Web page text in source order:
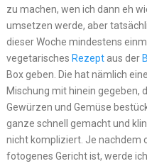
zu machen, wen ich dann eh
umsetzen werde, aber
dieser Woche mindestens
vegetarisches Rezeptaus der
Box geben. Die hat nämlich
Mischung mit hinein gegeben,
Gewürzen und Gemüse
ganze schnell gemacht und
nicht kompliziert. Je nachdem
fotogenes Gericht ist, werde